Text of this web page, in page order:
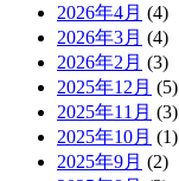
2026年4月 (4)
2026年3月 (4)
2026年2月 (3)
2025年12月 (5)
2025年11月 (3)
2025年10月 (1)
2025年9月 (2)